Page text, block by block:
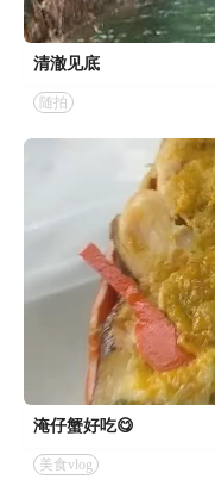
清澈见底
随拍
淹仔蟹好吃😋
美食vlog